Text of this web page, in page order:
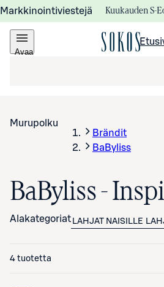
Markkinointiviestejä Kuukauden S-
Avaa
Murupolku
Brändit
BaByliss
BaByliss -
Alakategoriat LAHJAT NAISILLE
4 tuotetta